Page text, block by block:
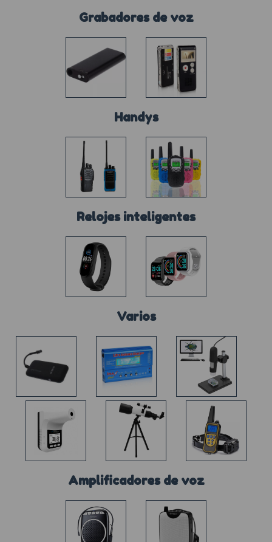
Grabadores de voz
Handys
Relojes inteligentes
Varios
Amplificadores de voz